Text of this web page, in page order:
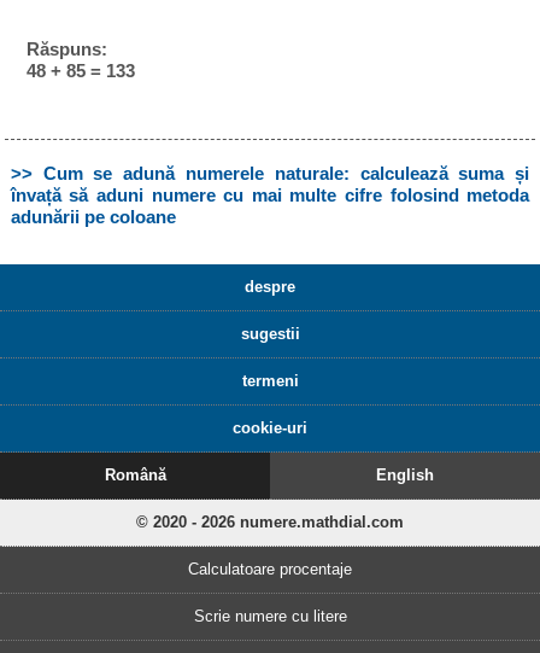
Răspuns:
48 + 85 = 133
>> Cum se adună numerele naturale: calculează suma și
învață să aduni numere cu mai multe cifre folosind metoda
adunării pe coloane
despre
sugestii
termeni
cookie-uri
Română English
© 2020 - 2026 numere.mathdial.com
Calculatoare procentaje
Scrie numere cu litere